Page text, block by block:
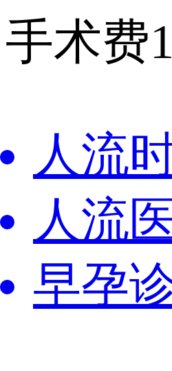
手术费
人流
人流
早孕